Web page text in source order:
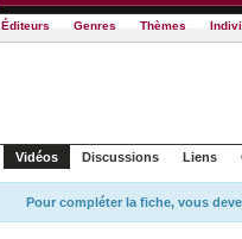
Éditeurs Genres Thèmes
Vidéos Discussions Liens
Pour compléter la fiche, vous